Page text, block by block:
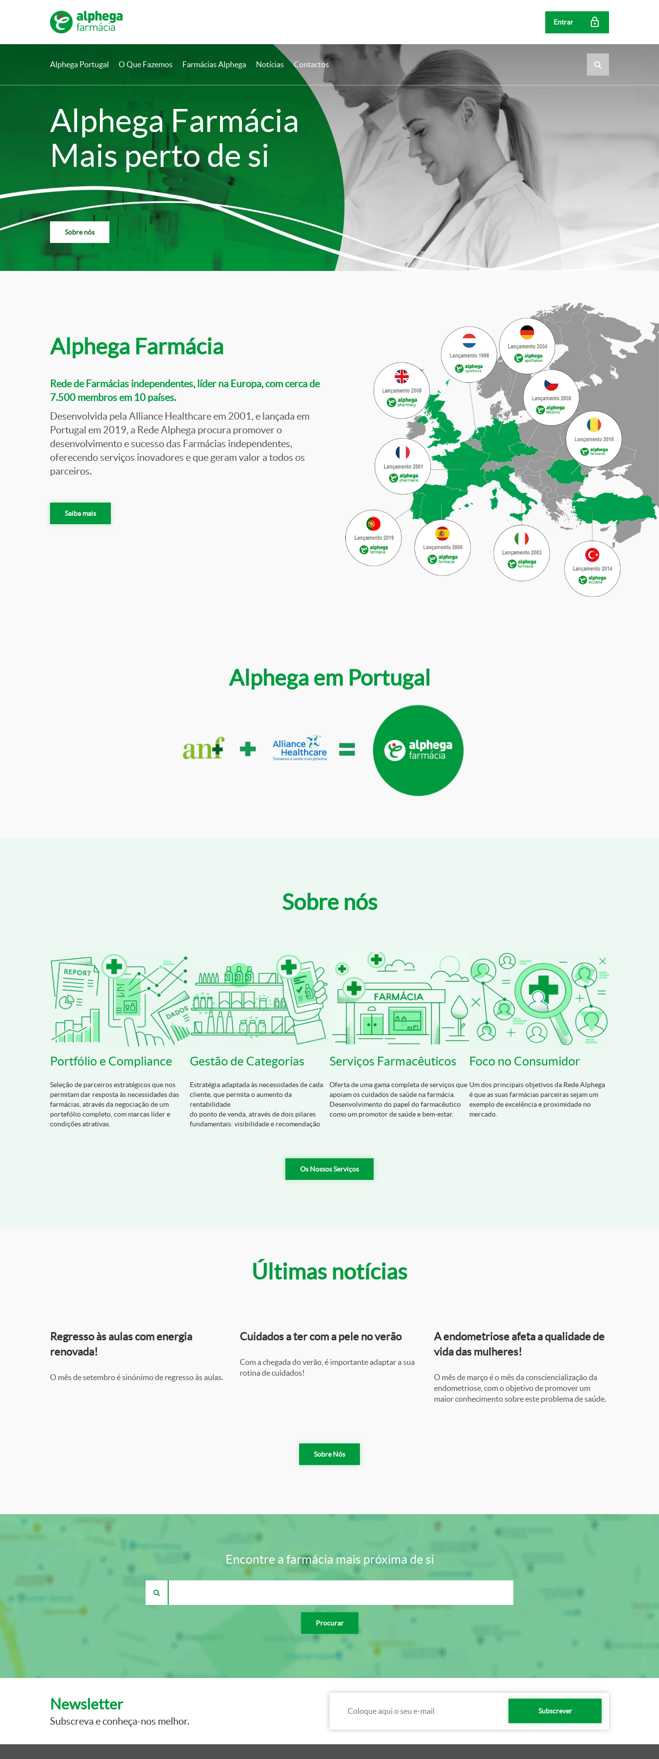
Entrar
Alphega Portugal O Que Fazemos Farmácias Alphega Notícias Contactos
Alphega Farmácia
Mais perto de si
Sobre nós
Alphega Farmácia
Rede de Farmácias independentes, líder na Europa, com cerca de
7.500 membros em 10 países.
Desenvolvida pela Alliance Healthcare em 2001, e lançada em
Portugal em 2019, a Rede Alphega procura promover o
desenvolvimento e sucesso das Farmácias independentes,
oferecendo serviços inovadores e que geram valor a todos os
parceiros.
Saiba mais
Alphega em Portugal
Sobre nós
Portfólio e Compliance
Seleção de parceiros estratégicos que nos
permitam dar resposta às necessidades das
farmácias, através da negociação de um
portefólio completo, com marcas líder e
condições atrativas.
Gestão de Categorias
Estratégia adaptada às necessidades de cada
cliente, que permita o aumento da
rentabilidade
do ponto de venda, através de dois pilares
fundamentais: visibilidade e recomendação
Serviços Farmacêuticos
Oferta de uma gama completa de serviços que
apoiam os cuidados de saúde na farmácia.
Desenvolvimento do papel do farmacêutico
como um promotor de saúde e bem-estar.
Foco no Consumidor
Um dos principais objetivos da Rede Alphega
é que as suas farmácias parceiras sejam um
exemplo de excelência e proximidade no
mercado.
Os Nossos Serviços
Últimas notícias
Regresso às aulas com energia
renovada!
O mês de setembro é sinónimo de regresso às aulas.
Cuidados a ter com a pele no verão
Com a chegada do verão, é importante adaptar a sua
rotina de cuidados!
A endometriose afeta a qualidade de
vida das mulheres!
O mês de março é o mês da consciencialização da
endometriose, com o objetivo de promover um
maior conhecimento sobre este problema de saúde.
Sobre Nós
Encontre a farmácia mais próxima de si
Procurar
Newsletter
Subscreva e conheça-nos melhor.
Subscrever